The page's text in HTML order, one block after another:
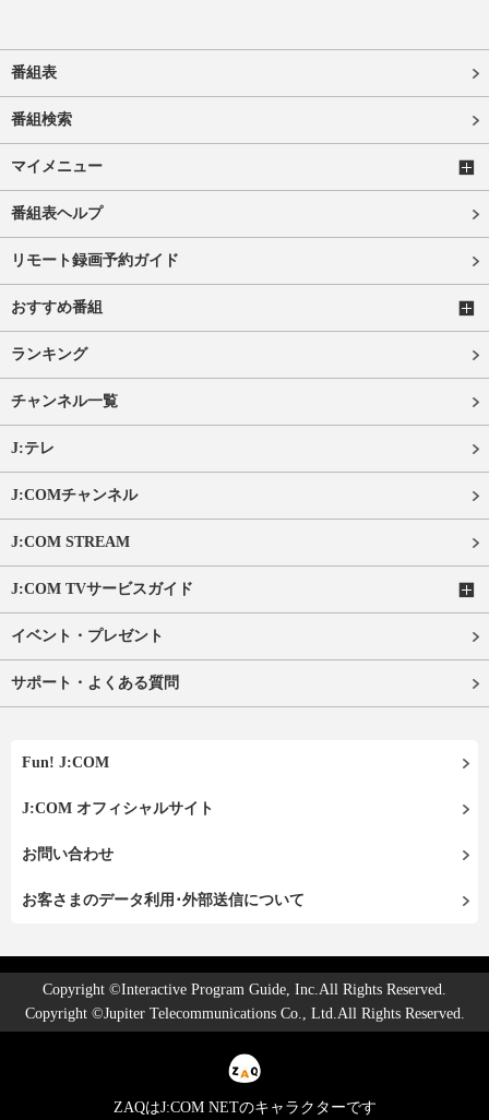
番組表
番組検索
マイメニュー
番組表ヘルプ
リモート録画予約ガイド
おすすめ番組
ランキング
チャンネル一覧
J:テレ
J:COMチャンネル
J:COM STREAM
J:COM TVサービスガイド
イベント・プレゼント
サポート・よくある質問
Fun! J:COM
J:COM オフィシャルサイト
お問い合わせ
お客さまのデータ利用･外部送信について
Copyright ©Interactive Program Guide, Inc.All Rights Reserved.
Copyright ©Jupiter Telecommunications Co., Ltd.All Rights Reserved.
ZAQはJ:COM NETのキャラクターです